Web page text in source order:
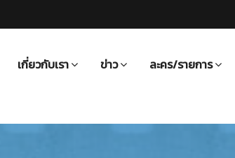
เกี่ยวกับเรา ข่าว ละคร/รายการ